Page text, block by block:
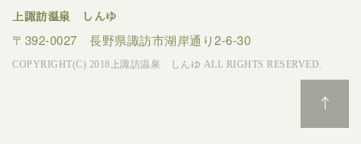
上諏訪温泉 しんゆ
〒392-0027 長野県諏訪市湖岸通り2-6-30
COPYRIGHT(C) 2018上諏訪温泉 しんゆ ALL RIGHTS RESERVED.